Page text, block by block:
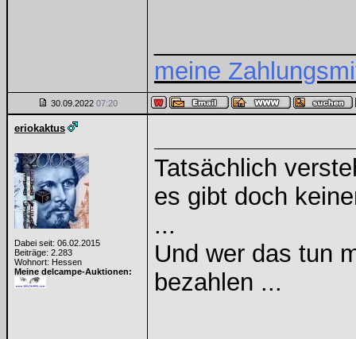
meine
30.09.2022 07:20
eriokaktus
Dabei seit: 06.02.2015
Beiträge: 2.283
Wohnort: Hessen
Meine delcampe-Auktionen:
Tatsächlich
es gibt doch
...
Und wer das tun
bezahlen ...